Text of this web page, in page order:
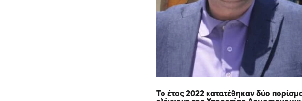
Το έτος 2022 κατατέθηκαν δύο